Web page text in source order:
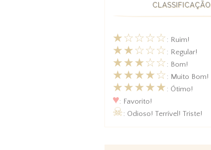
CLASSIFICAÇÃO
★☆☆☆☆: Ruim!
★★☆☆☆: Regular!
★★★☆☆: Bom!
★★★★☆: Muito Bom!
★★★★★: Ótimo!
♥: Favorito!
☠: Odioso! Terrível! Triste!